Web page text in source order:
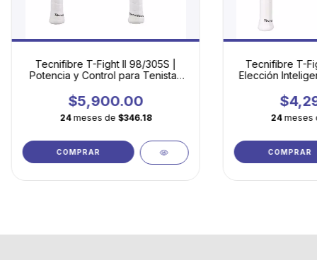
Tecnifibre T-Fight II 98/305S |
Potencia y Control para Tenistas
$5,900.00
24 meses de $346.18
COMPRAR
Tecnifibre T-
Elección
24 meses
COMPRAR